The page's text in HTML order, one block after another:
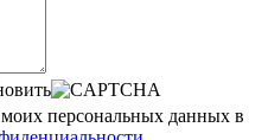
персональных данных в